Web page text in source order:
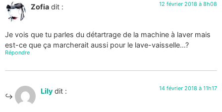
Zofia dit : 12 février 2018 à 8h08
Je vois que tu parles du détartrage de la machine à laver mais
est-ce que ça marcherait aussi pour le lave-vaisselle…?
Répondre
Lily dit : 14 février 2018 à 11h17